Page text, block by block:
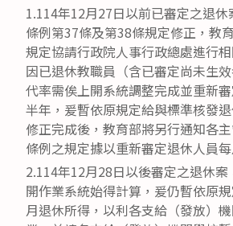
1.114年12月27日以前已審定之退
條例第37條及第38條規定修正，教
規定協請行政院人事行政總處進行
因已退休教職員（含已審定尚未生
代率需俟上開系統調整完成並重新
半年，爰暫依原規定給與標準核發
修正完成後，教育部將另行通知各
條例之規定據以重新審定退休人員
2.114年12月28日以後審定之退休
開作業系統始得計算，爰仍暫依原
月退休所得，以利各支給（發放）